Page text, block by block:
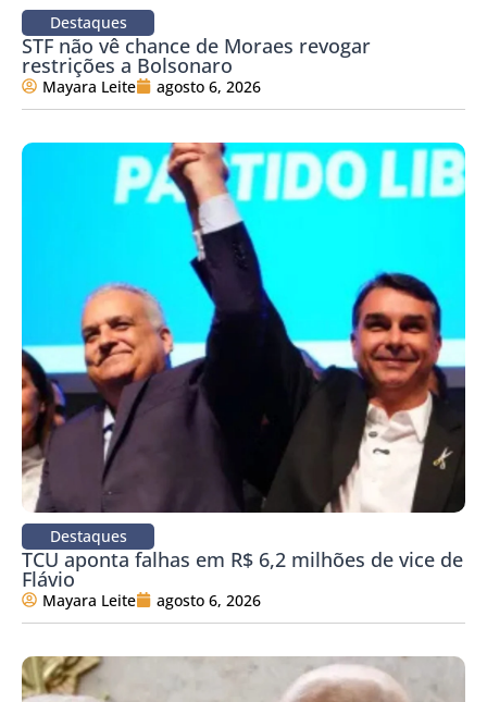
Destaques
STF não vê chance de Moraes revogar
restrições a Bolsonaro
Mayara Leite agosto 6, 2026
Destaques
TCU aponta falhas em R$ 6,2 milhões de vice de
Flávio
Mayara Leite agosto 6, 2026